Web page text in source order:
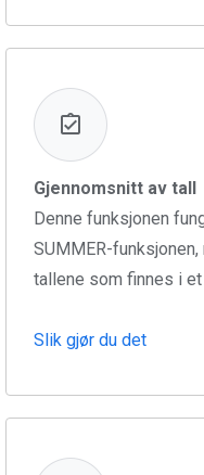
Gjennomsnitt av tall
Denne funksjonen
SUMMER-
tallene som finnes i et
Slik gjør du det